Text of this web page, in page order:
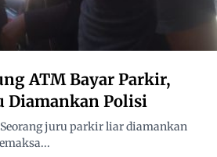
ATM Bayar Parkir,
Diamankan Polisi
juru parkir liar diamankan